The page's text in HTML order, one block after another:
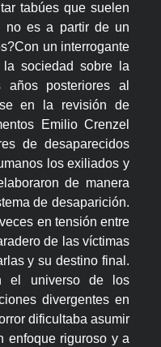
tabúes que suelen
no es a partir de un
un interrogante
sociedad sobre la
años posteriores al
en la revisión de
Emilio Crenzel
de desaparecidos
los exiliados y
de manera
de desaparición.
en tensión entre
de las víctimas
y su destino final.
el universo de los
divergentes en
dificultaba asumir
enfoque riguroso y a